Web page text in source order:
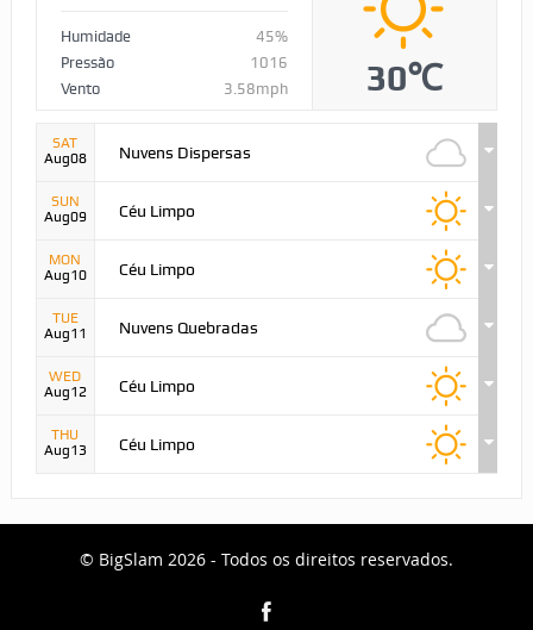
Humidade
45%
Pressão
1016
Vento
3.58mph 30℃
SAT
Aug08
Nuvens Dispersas
SUN
Aug09
Céu Limpo
MON
Aug10
Céu Limpo
TUE
Aug11
Nuvens Quebradas
WED
Aug12
Céu Limpo
THU
Aug13
Céu Limpo
© BigSlam 2026 - Todos os direitos reservados.